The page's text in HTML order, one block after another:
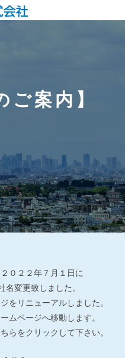
ご案内】
０２２年７月１日に
名変更致しました。
をリニューアルしました。
ムページへ移動します。
らをクリックして下さい。